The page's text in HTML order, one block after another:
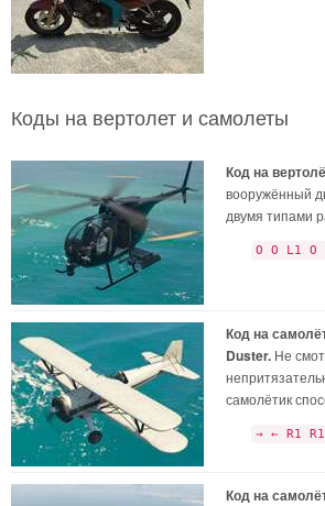
Коды на вертолет и самолеты
Код на
вооружённый
двумя типами
O O L1
Код на
Duster. Не
самолётик
→ ← R1
Код на